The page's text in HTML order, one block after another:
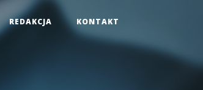
REDAKCJA KONTAKT